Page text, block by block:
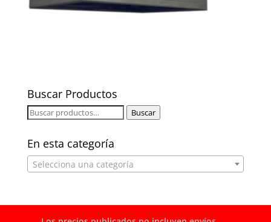
Buscar Productos
Buscar
Buscar
En esta categoría
Selecciona una categoría